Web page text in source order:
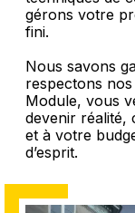
gérons votre
fini.
Nous savons
respectons
Module, vous
devenir réalité,
et à votre
d’esprit.